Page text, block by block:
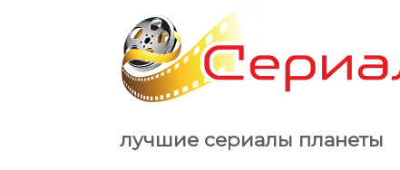
лучшие сериалы планеты